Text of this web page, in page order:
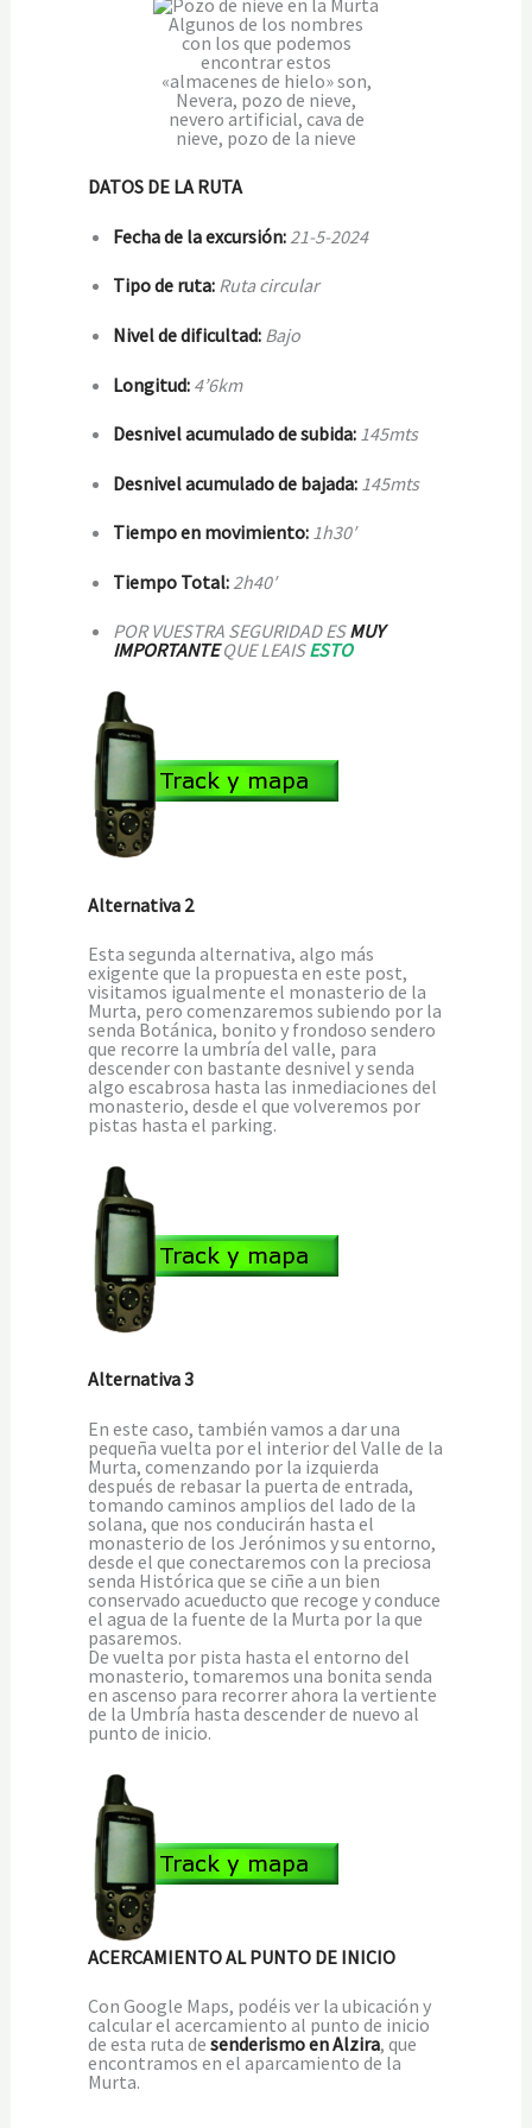
Algunos de los nombres
con los que podemos
encontrar estos
«almacenes de hielo» son,
Nevera, pozo de nieve,
nevero artificial, cava de
nieve, pozo de la nieve
DATOS DE LA RUTA
Fecha de la excursión:21-5-2024
Tipo de ruta: Ruta circular
Nivel de dificultad:Bajo
Longitud: 4’6km
Desnivel acumulado de subida: 145mts
Desnivel acumulado de bajada: 145mts
Tiempo en movimiento: 1h30′
Tiempo Total:2h40′
POR VUESTRA SEGURIDAD ESMUY
IMPORTANTEQUE LEAISESTO
Alternativa 2
Esta segunda alternativa, algo más
exigente que la propuesta en este post,
visitamos igualmente el monasterio de la
Murta, pero comenzaremos subiendo por la
senda Botánica, bonito y frondoso sendero
que recorre la umbría del valle, para
descender con bastante desnivel y senda
algo escabrosa hasta las inmediaciones del
monasterio, desde el que volveremos por
pistas hasta el parking.
Alternativa 3
En este caso, también vamos a dar una
pequeña vuelta por el interior del Valle de la
Murta, comenzando por la izquierda
después de rebasar la puerta de entrada,
tomando caminos amplios del lado de la
solana, que nos conducirán hasta el
monasterio de los Jerónimos y su entorno,
desde el que conectaremos con la preciosa
senda Histórica que se ciñe a un bien
conservado acueducto que recoge y conduce
el agua de la fuente de la Murta por la que
pasaremos.
De vuelta por pista hasta el entorno del
monasterio, tomaremos una bonita senda
en ascenso para recorrer ahora la vertiente
de la Umbría hasta descender de nuevo al
punto de inicio.
ACERCAMIENTO AL PUNTO DE INICIO
Con Google Maps, podéis ver la ubicación y
calcular el acercamiento al punto de inicio
de esta ruta de senderismo en Alzira, que
encontramos en el aparcamiento de la
Murta.